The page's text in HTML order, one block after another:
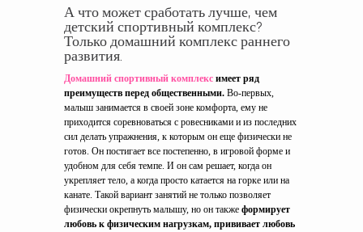
А что может сработать лучше, чем
детский спортивный комплекс?
Только домашний комплекс раннего
развития.
Домашний спортивный комплекс имеет ряд
преимуществ перед общественными. Во-первых,
малыш занимается в своей зоне комфорта, ему не
приходится соревноваться с ровесниками и из последних
сил делать упражнения, к которым он еще физически не
готов. Он постигает все постепенно, в игровой форме и
удобном для себя темпе. И он сам решает, когда он
укрепляет тело, а когда просто катается на горке или на
канате. Такой вариант занятий не только позволяет
физически окрепнуть малышу, но он также формирует
любовь к физическим нагрузкам, прививает любовь